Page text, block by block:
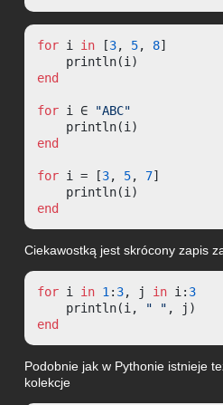
for i in [3, 5, 8]
end
for i ∈
"ABC"
end
for i = [3, 5, 7]
end
Ciekawostką jest skrócony zapis
for i in 1 : 3, j in i: 3
    println(i,
" "
end
Podobnie jak w Pythonie istnieje
kolekcje